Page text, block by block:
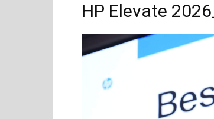
HP Elevate